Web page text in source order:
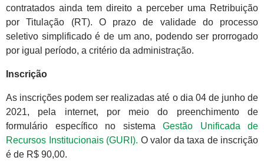
contratados ainda tem direito a perceber uma Retribuição
por Titulação (RT). O prazo de validade do processo
seletivo simplificado é de um ano, podendo ser prorrogado
por igual período, a critério da administração.
Inscrição
As inscrições podem ser realizadas até o dia 04 de junho de
2021, pela internet, por meio do preenchimento de
formulário específico no sistema Gestão Unificada de
Recursos Institucionais (GURI). O valor da taxa de inscrição
é de R$ 90,00.